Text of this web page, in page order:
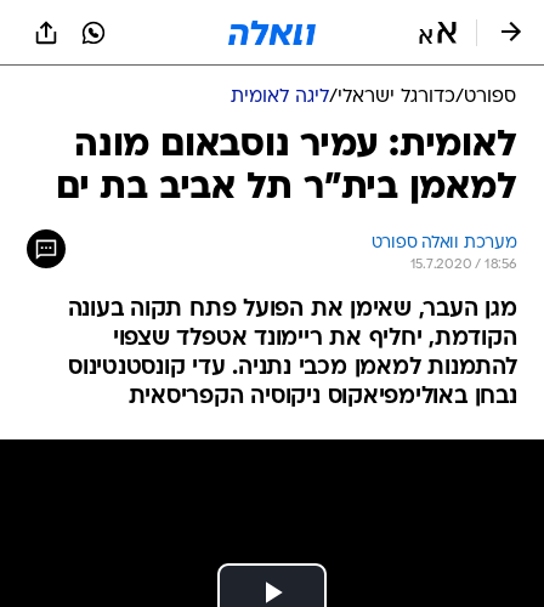
ספורט/כדורגל ישראלי/ליגה לאומית
לאומית: עמיר נוסבאום מונה
למאמן בית"ר תל אביב בת ים
מערכת וואלה ספורט
15.7.2020 / 18:56
מגן העבר, שאימן את הפועל פתח תקוה בעונה
הקודמת, יחליף את ריימונד אטפלד שצפוי
להתמנות למאמן מכבי נתניה. עדי קונסטנטינוס
נבחן באולימפיאקוס ניקוסיה הקפריסאית